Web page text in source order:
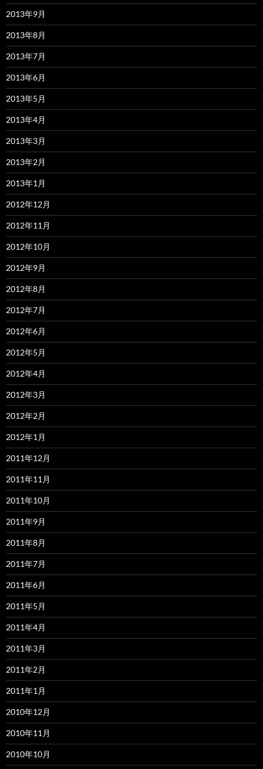
2013年9月
2013年8月
2013年7月
2013年6月
2013年5月
2013年4月
2013年3月
2013年2月
2013年1月
2012年12月
2012年11月
2012年10月
2012年9月
2012年8月
2012年7月
2012年6月
2012年5月
2012年4月
2012年3月
2012年2月
2012年1月
2011年12月
2011年11月
2011年10月
2011年9月
2011年8月
2011年7月
2011年6月
2011年5月
2011年4月
2011年3月
2011年2月
2011年1月
2010年12月
2010年11月
2010年10月